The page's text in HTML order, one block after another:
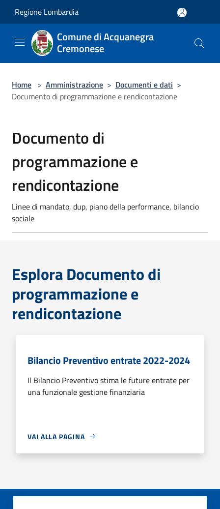
Regione Lombardia
Comune di Acquanegra
Cremonese
Home > Amministrazione > Documenti e dati >
Documento di programmazione e rendicontazione
Documento di
programmazione e
rendicontazione
Linee di mandato, dup, piano della performance, bilancio
sociale
Esplora Documento di
programmazione e
rendicontazione
Bilancio Preventivo entrate 2022-2024
Il Bilancio Preventivo stima le future entrate per
una funzionale gestione finanziaria
VAI ALLA PAGINA